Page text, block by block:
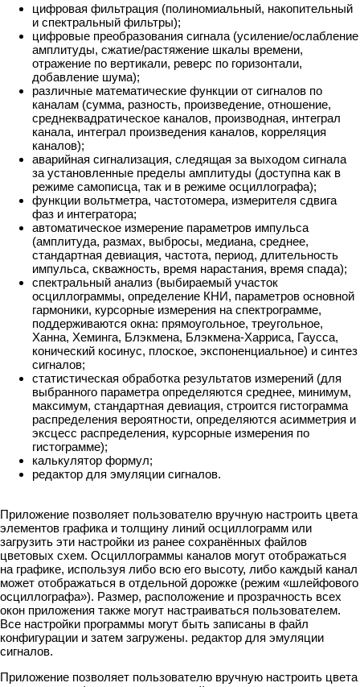
цифровая фильтрация (полиномиальный, накопительный
и спектральный фильтры);
цифровые преобразования сигнала (усиление/ослабление
амплитуды, сжатие/растяжение шкалы времени,
отражение по вертикали, реверс по горизонтали,
добавление шума);
различные математические функции от сигналов по
каналам (сумма, разность, произведение, отношение,
среднеквадратическое каналов, производная, интеграл
канала, интеграл произведения каналов, корреляция
каналов);
аварийная сигнализация, следящая за выходом сигнала
за установленные пределы амплитуды (доступна как в
режиме самописца, так и в режиме осциллографа);
функции вольтметра, частотомера, измерителя сдвига
фаз и интегратора;
автоматическое измерение параметров импульса
(амплитуда, размах, выбросы, медиана, среднее,
стандартная девиация, частота, период, длительность
импульса, скважность, время нарастания, время спада);
спектральный анализ (выбираемый участок
осциллограммы, определение КНИ, параметров основной
гармоники, курсорные измерения на спектрограмме,
поддерживаются окна: прямоугольное, треугольное,
Ханна, Хеминга, Блэкмена, Блэкмена-Харриса, Гаусса,
конический косинус, плоское, экспоненциальное) и синтез
сигналов;
статистическая обработка результатов измерений (для
выбранного параметра определяются среднее, минимум,
максимум, стандартная девиация, строится гистограмма
распределения вероятности, определяются асимметрия и
эксцесс распределения, курсорные измерения по
гистограмме);
калькулятор формул;
редактор для эмуляции сигналов.
Приложение позволяет пользователю вручную настроить цвета
элементов графика и толщину линий осциллограмм или
загрузить эти настройки из ранее сохранённых файлов
цветовых схем. Осциллограммы каналов могут отображаться
на графике, используя либо всю его высоту, либо каждый канал
может отображаться в отдельной дорожке (режим «шлейфового
осциллографа»). Размер, расположение и прозрачность всех
окон приложения также могут настраиваться пользователем.
Все настройки программы могут быть записаны в файл
конфигурации и затем загружены. редактор для эмуляции
сигналов.
Приложение позволяет пользователю вручную настроить цвета